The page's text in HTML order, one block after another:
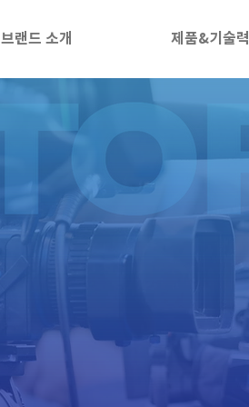
브랜드 소개 제품&기술력